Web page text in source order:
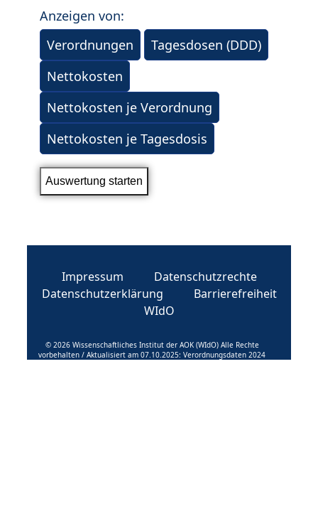
Anzeigen von:
Verordnungen
Tagesdosen (DDD)
Nettokosten
Nettokosten je Verordnung
Nettokosten je Tagesdosis
Impressum
Datenschutzrechte
Datenschutzerklärung
Barrierefreiheit
WIdO
© 2026 Wissenschaftliches Institut der AOK (WIdO) Alle Rechte
vorbehalten / Aktualisiert am 07.10.2025: Verordnungsdaten 2024